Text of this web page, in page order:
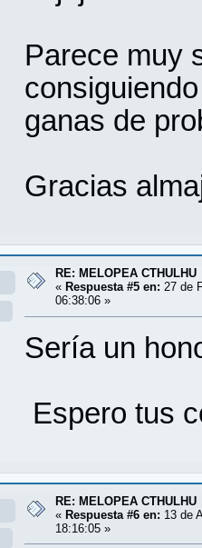
Parece muy
ganas de
Gracias
RE: MELOPEA CTHULHU
« Respuesta #5 en: 27 de
06:38:06 »
Sería un
Espero tus
RE: MELOPEA CTHULHU
« Respuesta #6 en: 13 de
18:16:05 »